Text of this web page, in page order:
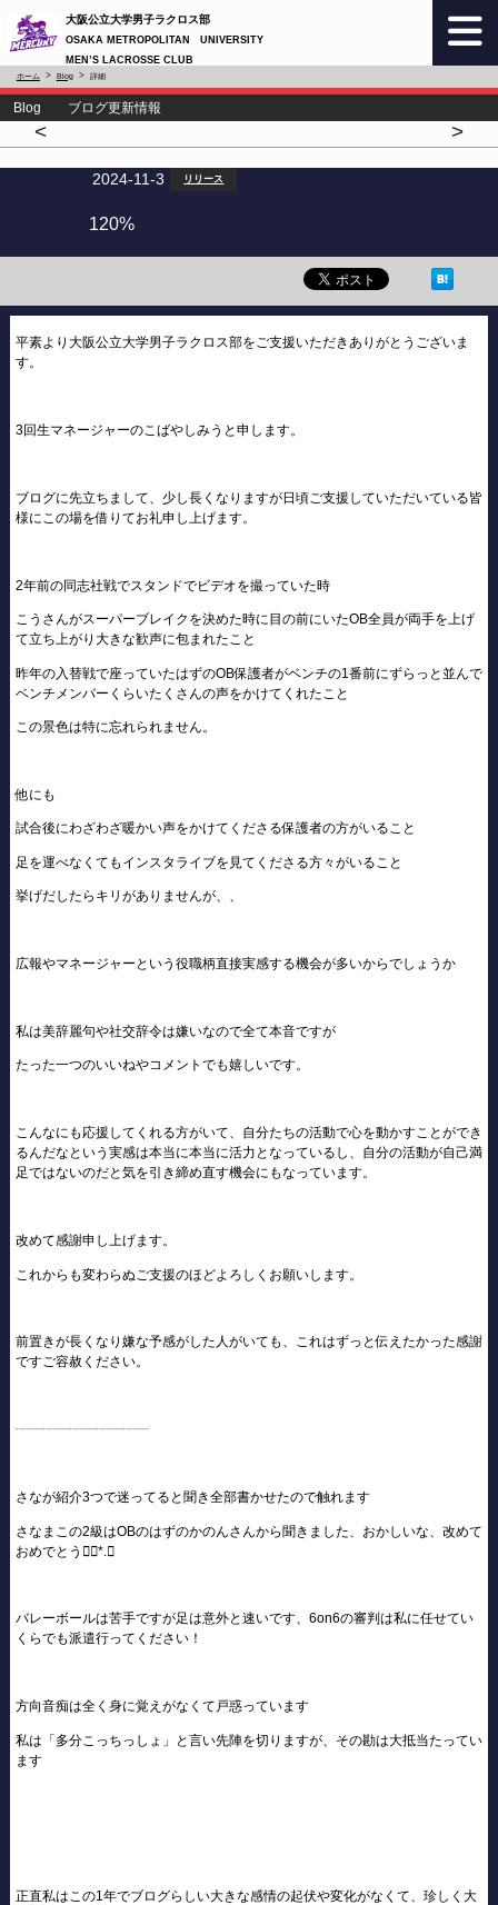
大阪公立大学男子ラクロス部
OSAKA METROPOLITAN UNIVERSITY
MEN’S LACROSSE CLUB
ホーム Blog 詳細
Blog ブログ更新情報
< >
2024-11-3 リリース
120%
平素より大阪公立大学男子ラクロス部をご支援いただきありがとうございま
す。
3回生マネージャーのこばやしみうと申します。
ブログに先立ちまして、少し長くなりますが日頃ご支援していただいている皆
様にこの場を借りてお礼申し上げます。
2年前の同志社戦でスタンドでビデオを撮っていた時
こうさんがスーパーブレイクを決めた時に目の前にいたOB全員が両手を上げ
て立ち上がり大きな歓声に包まれたこと
昨年の入替戦で座っていたはずのOB保護者がベンチの1番前にずらっと並んで
ベンチメンバーくらいたくさんの声をかけてくれたこと
この景色は特に忘れられません。
他にも
試合後にわざわざ暖かい声をかけてくださる保護者の方がいること
足を運べなくてもインスタライブを見てくださる方々がいること
挙げだしたらキリがありませんが、、
広報やマネージャーという役職柄直接実感する機会が多いからでしょうか
私は美辞麗句や社交辞令は嫌いなので全て本音ですが
たった一つのいいねやコメントでも嬉しいです。
こんなにも応援してくれる方がいて、自分たちの活動で心を動かすことができ
るんだなという実感は本当に本当に活力となっているし、自分の活動が自己満
足ではないのだと気を引き締め直す機会にもなっています。
改めて感謝申し上げます。
これからも変わらぬご支援のほどよろしくお願いします。
前置きが長くなり嫌な予感がした人がいても、これはずっと伝えたかった感謝
ですご容赦ください。
┈┈┈┈┈┈┈┈┈┈
さなが紹介3つで迷ってると聞き全部書かせたので触れます
さなまこの2級はOBのはずのかのんさんから聞きました、おかしいな、改めて
おめでとう❁⃘*.ﾟ
バレーボールは苦手ですが足は意外と速いです、6on6の審判は私に任せてい
くらでも派遣行ってください！
方向音痴は全く身に覚えがなくて戸惑っています
私は「多分こっちっしょ」と言い先陣を切りますが、その勘は大抵当たってい
ます
正直私はこの1年でブログらしい大きな感情の起伏や変化がなくて、珍しく大